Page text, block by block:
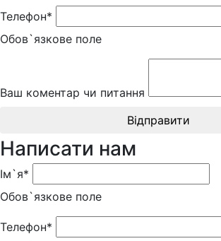
Телефон*
Обов`язкове поле
Ваш коментар чи питання
Відправити
Написати нам
Ім`я*
Обов`язкове поле
Телефон*